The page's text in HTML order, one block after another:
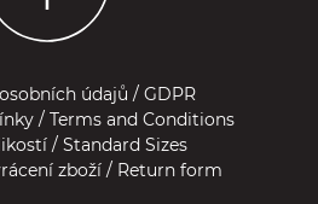
údajů / GDPR
/ Terms and Conditions
/ Standard Sizes
zboží / Return form